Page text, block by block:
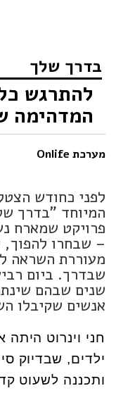
בדרך שלך
להתרגש
המדהימה
מערכת Onlife
לפני כחודש
המיוחד "בדרך
פרויקט שמארח
– שבחרו להפוך,
מעוררת השראה
שבדרך. ביום
שנים שבהם
אנשים שקיבלו
חני וינרוט
ילדים, שבדיוק
ותכננה לשעוט